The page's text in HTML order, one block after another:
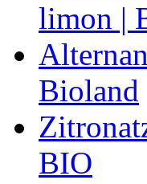
limon |
Bioland
BIO